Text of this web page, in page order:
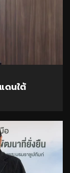
ดนใต้